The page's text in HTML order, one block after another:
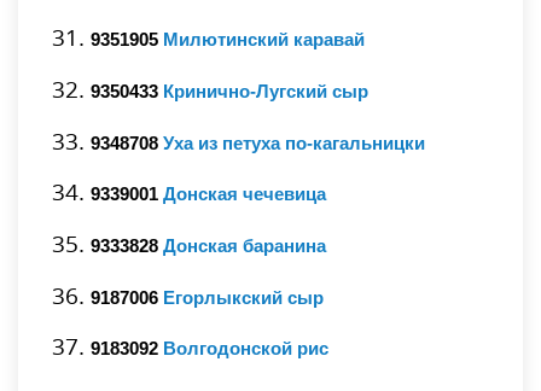
9351905 Милютинский каравай
9350433 Кринично-Лугский сыр
9348708 Уха из петуха по-кагальницки
9339001 Донская чечевица
9333828 Донская баранина
9187006 Егорлыкский сыр
9183092 Волгодонской рис